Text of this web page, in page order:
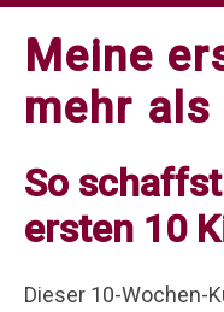
Meine
mehr
So
ersten 10
Dieser 10-Wochen-